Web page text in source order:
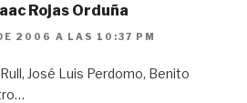
Rojas Orduña
2006 A LAS 10:37 PM
José Luis Perdomo, Benito